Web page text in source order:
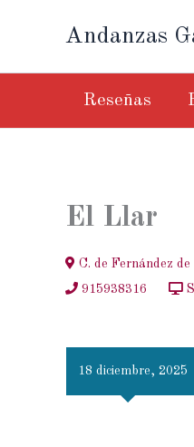
contenido
Andanzas
Reseñas
El Llar
C. de Fernández
915938316
18 diciembre, 2025